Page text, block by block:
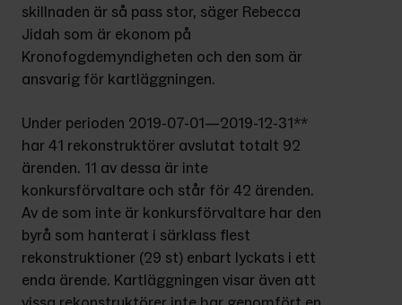
skillnaden är så pass stor, säger Rebecca
Jidah som är ekonom på
Kronofogdemyndigheten och den som är
ansvarig för kartläggningen.
Under perioden 2019-07-01—2019-12-31**
har 41 rekonstruktörer avslutat totalt 92
ärenden. 11 av dessa är inte
konkursförvaltare och står för 42 ärenden.
Av de som inte är konkursförvaltare har den
byrå som hanterat i särklass flest
rekonstruktioner (29 st) enbart lyckats i ett
enda ärende. Kartläggningen visar även att